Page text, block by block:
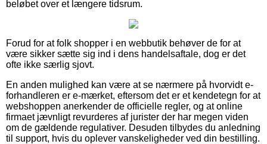
beløbet over et længere tidsrum.
Forud for at folk shopper i en webbutik behøver de for at
være sikker sætte sig ind i dens handelsaftale, dog er det
ofte ikke særlig sjovt.
En anden mulighed kan være at se nærmere på hvorvidt e-
forhandleren er e-mærket, eftersom det er et kendetegn for at
webshoppen anerkender de officielle regler, og at online
firmaet jævnligt revurderes af jurister der har megen viden
om de gældende regulativer. Desuden tilbydes du anledning
til support, hvis du oplever vanskeligheder ved din bestilling.